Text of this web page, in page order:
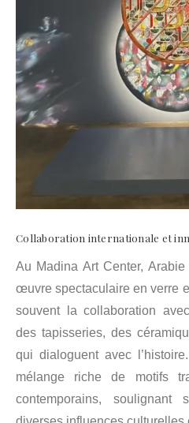
Collaboration internationale et
Au Madina Art Center,
œuvre spectaculaire en verre
souvent la collaboration
des tapisseries, des
qui dialoguent avec
mélange riche de motifs
contemporains,